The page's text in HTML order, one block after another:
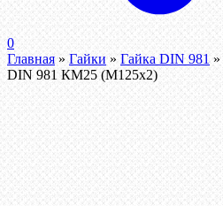
0
Главная » Гайки » Гайка DIN 981 »
DIN 981 КМ25 (М125х2)